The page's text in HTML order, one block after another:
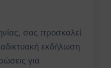
σας προσκαλεί
εκδήλωση
για